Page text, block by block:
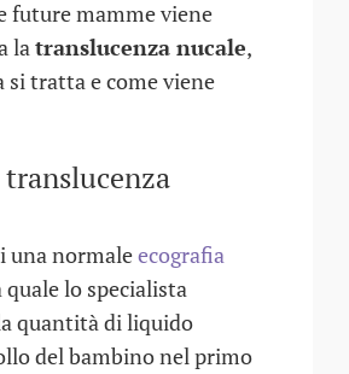
future mamme viene
latranslucenza nucale,
si tratta e come viene
translucenza
una normaleecografia
lo specialista
quantità di liquido
del bambino nel primo